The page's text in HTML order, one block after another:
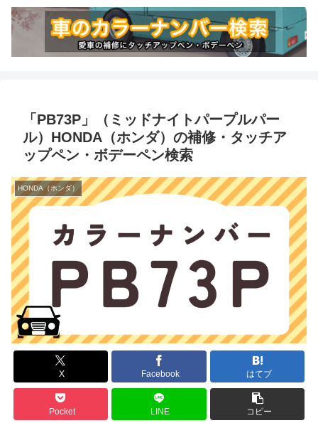
「PB73P」（ミッドナイトパープルパー
ル）HONDA（ホンダ）の補修・タッチア
ップペン・ボデーペン検索
HONDA（ホンダ）
X Facebook はてブ
Pocket LINE コピー